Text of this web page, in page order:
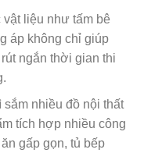
vật liệu như tấm bê
áp không chỉ giúp
ngắn thời gian thi
sắm nhiều đồ nội thất
tích hợp nhiều công
gấp gọn, tủ bếp